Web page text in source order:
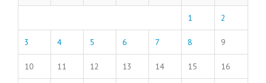
1 2
3 4 5 6 7 8 9
10 11 12 13 14 15 16